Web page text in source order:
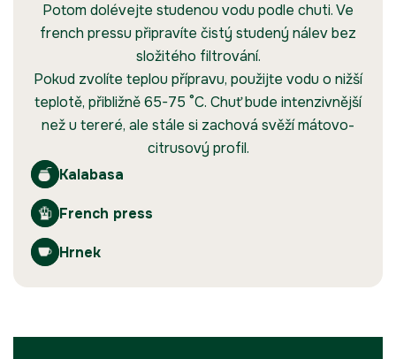
Potom dolévejte studenou vodu podle chuti. Ve
french pressu připravíte čistý studený nálev bez
složitého filtrování.
Pokud zvolíte teplou přípravu, použijte vodu o nižší
teplotě, přibližně 65-75 °C. Chuť bude intenzivnější
než u tereré, ale stále si zachová svěží mátovo-
citrusový profil.
Kalabasa
French press
Hrnek